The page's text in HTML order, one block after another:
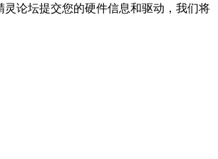
论坛提交您的硬件信息和驱动，我们将